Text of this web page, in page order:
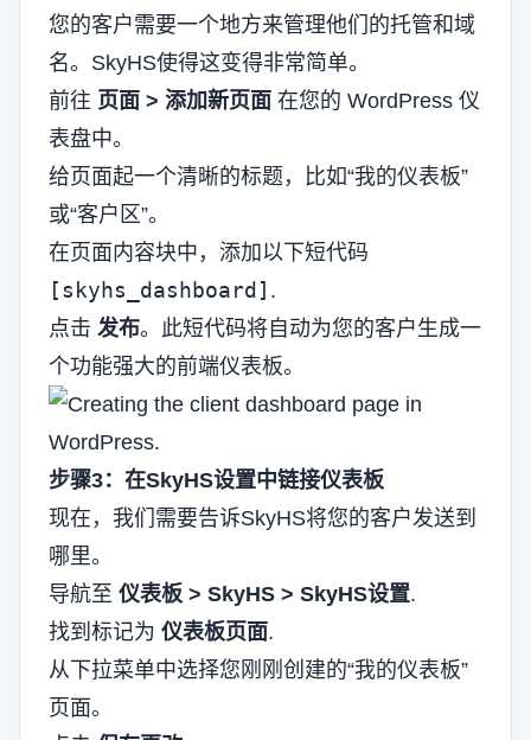
您的客户需要一个地方来管理他们的托管和域
名。SkyHS使得这变得非常简单。
前往 页面 > 添加新页面 在您的 WordPress 仪
表盘中。
给页面起一个清晰的标题，比如“我的仪表板”
或“客户区”。
在页面内容块中，添加以下短代码
[skyhs_dashboard] .
点击 发布。此短代码将自动为您的客户生成一
个功能强大的前端仪表板。
步骤3：在SkyHS设置中链接仪表板
现在，我们需要告诉SkyHS将您的客户发送到
哪里。
导航至 仪表板 > SkyHS > SkyHS设置.
找到标记为 仪表板页面.
从下拉菜单中选择您刚刚创建的“我的仪表板”
页面。